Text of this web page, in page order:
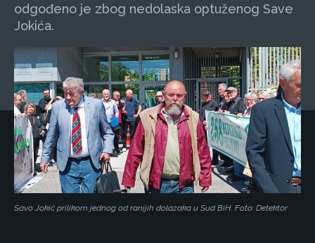
odgođeno je zbog nedolaska optuženog Save
Jokića.
Savo Jokić prilikom jednog od ranijih dolazaka u Sud BiH. Foto: Detektor